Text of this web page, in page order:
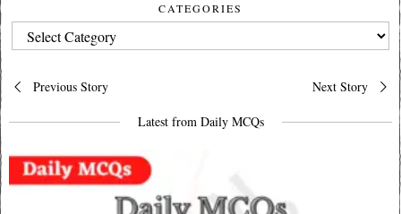
CATEGORIES
CATEGORIES
Post
navigation
Previous Story Next Story
Latest from Daily MCQs